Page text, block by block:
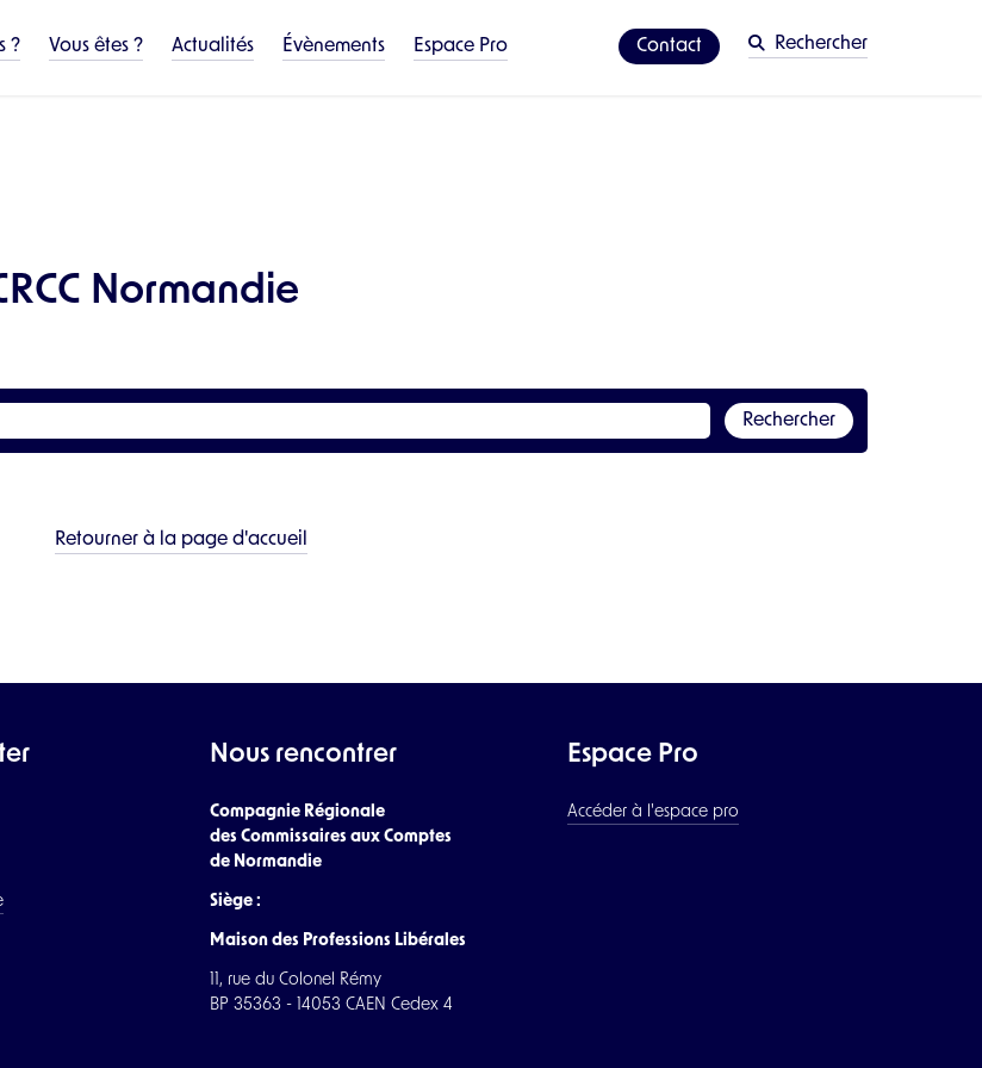
? Vous êtes ? Actualités Évènements Espace Pro Contact Rechercher
Normandie
Rechercher
Retourner à la page d'accueil
Nous rencontrer
Compagnie Régionale
des Commissaires aux Comptes
de Normandie
Siège :
Maison des Professions Libérales
11, rue du Colonel Rémy
BP 35363 - 14053 CAEN Cedex 4
Espace Pro
Accéder à l'espace pro